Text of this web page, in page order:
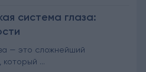
система глаза:
— это сложнейший
который ...